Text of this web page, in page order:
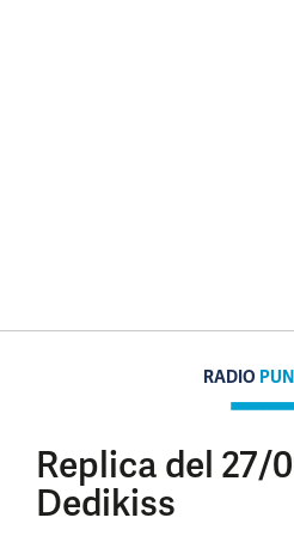
RADIO
Replica del 27/
Dedikiss